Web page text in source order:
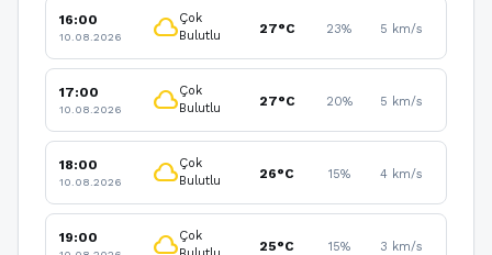
16:00
10.08.2026 cloudÇok
Bulutlu
27°C 23% 5 km/s
17:00
10.08.2026 cloudÇok
Bulutlu
27°C 20% 5 km/s
18:00
10.08.2026 cloudÇok
Bulutlu
26°C 15% 4 km/s
19:00 cloudÇok
25°C 15% 3 km/s